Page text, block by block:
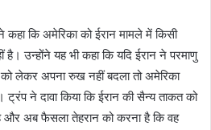
कहा कि अमेरिका को ईरान मामले में किसी
उन्होंने यह भी कहा कि यदि ईरान ने परमाणु
को लेकर अपना रुख नहीं बदला तो अमेरिका
ने दावा किया कि ईरान की सैन्य ताकत को
और अब फैसला तेहरान को करना है कि वह